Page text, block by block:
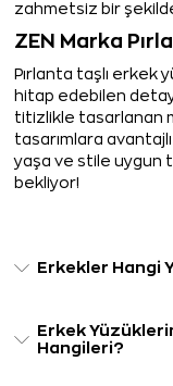
zahmetsiz bir
ZEN Marka
Pırlanta taşlı erkek
hitap edebilen
titizlikle tasarlanan
tasarımlara
yaşa ve stile uygun
bekliyor!
Erkekler Hangi
Erkek
Hangileri?